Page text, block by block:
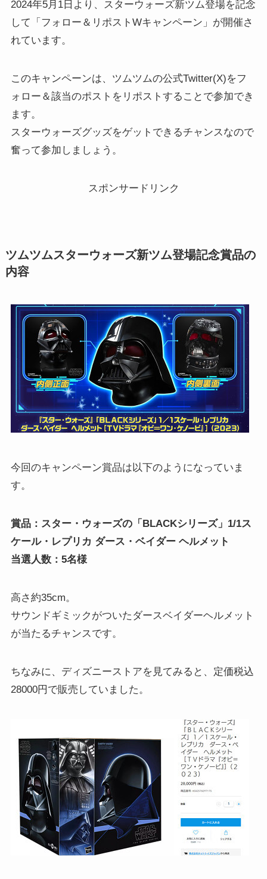
2024年5月1日より、スターウォーズ新ツム登場を記念
して「フォロー＆リポストWキャンペーン」が開催さ
れています。
このキャンペーンは、ツムツムの公式Twitter(X)をフ
ォロー＆該当のポストをリポストすることで参加でき
ます。
スターウォーズグッズをゲットできるチャンスなので
奮って参加しましょう。
スポンサードリンク
ツムツムスターウォーズ新ツム登場記念賞品の
内容
今回のキャンペーン賞品は以下のようになっていま
す。
賞品：スター・ウォーズの「BLACKシリーズ」1/1ス
ケール・レプリカ ダース・ベイダー ヘルメット
当選人数：5名様
高さ約35cm。
サウンドギミックがついたダースベイダーヘルメット
が当たるチャンスです。
ちなみに、ディズニーストアを見てみると、定価税込
28000円で販売していました。